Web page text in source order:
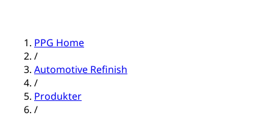
PPG Home
/
Automotive Refinish
/
Produkter
/